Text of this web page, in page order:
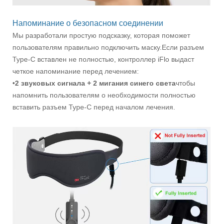
Напоминание о безопасном соединении
Мы разработали простую подсказку, которая поможет
пользователям правильно подключить маску.Если разъем
Type-C вставлен не полностью, контроллер iFlo выдаст
четкое напоминание перед лечением:
•2 звуковых сигнала + 2 мигания синего светачтобы
напомнить пользователям о необходимости полностью
вставить разъем Type-C перед началом лечения.